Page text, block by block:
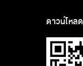
ดาวน์โหลด